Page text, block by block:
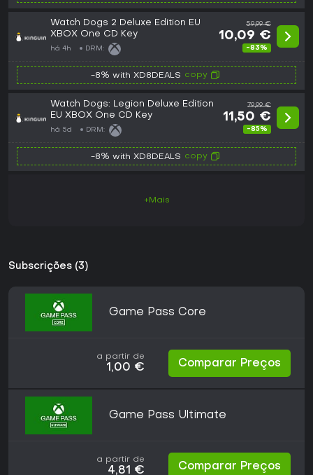
Watch Dogs 2 Deluxe Edition EU
XBOX One CD Key
há 4h DRM:
59,99 €
10,09 €
-83%
-8% with XD8DEALS copy
Watch Dogs: Legion Deluxe Edition
EU XBOX One CD Key
há 5d DRM:
79,99 €
11,50 €
-85%
-8% with XD8DEALS copy
+Mais
Subscrições (3)
Game Pass Core
a partir de
1,00 € Comparar Preços
Game Pass Ultimate
a partir de
4,81 € Comparar Preços